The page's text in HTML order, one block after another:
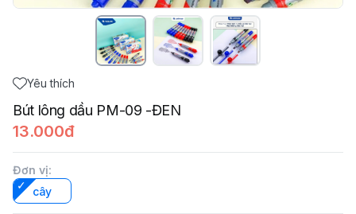
Yêu thích
Bút lông dầu PM-09 -ĐEN
13.000đ
Đơn vị:
cây